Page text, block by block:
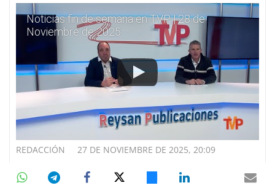
Noticias fin de semana en TVP | 28 de
Noviembre de 2025
27 DE NOVIEMBRE DE 2025, 20:09
REDACCIÓN